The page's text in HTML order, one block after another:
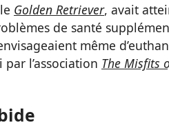
Golden Retriever, avait
de santé
même
l’association The Misfits